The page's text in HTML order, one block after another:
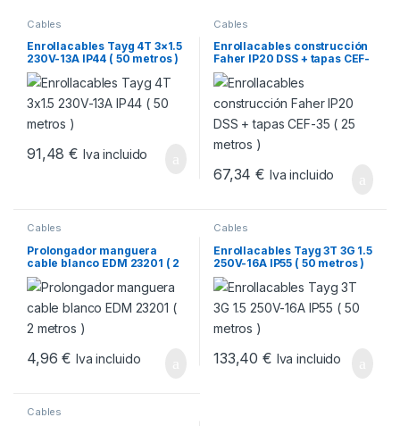
Cables
Enrollacables Tayg 4T 3×1.5
230V-13A IP44 ( 50 metros )
91,48€ Iva incluido
Cables
Enrollacables construcción
Faher IP20 DSS + tapas CEF-
35 ( 25 metros )
67,34€ Iva incluido
Cables
Prolongador manguera
cable blanco EDM 23201 ( 2
metros )
4,96€ Iva incluido
Cables
Enrollacables Tayg 3T 3G 1.5
250V-16A IP55 ( 50 metros )
133,40€ Iva incluido
Cables